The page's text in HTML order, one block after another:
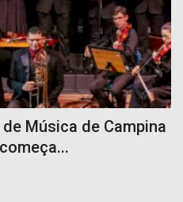
Música de Campina